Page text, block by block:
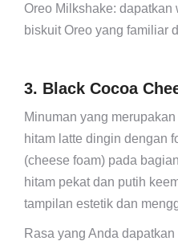
Oreo Milkshake: dapatkan
biskuit Oreo yang familiar
3. Black Cocoa
Minuman yang
hitam latte dingin dengan
(cheese foam) pada
hitam pekat dan putih
tampilan estetik dan
Rasa yang Anda